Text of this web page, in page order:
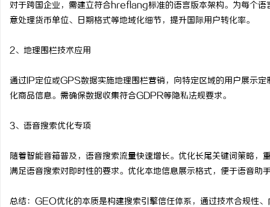
对于跨国企业，需建立符合hreflang标准的语言版本架构。为每个
意处理货币单位、日期格式等地域化细节，提升国际用户转化率。
2、地理围栏技术应用
通过IP定位或GPS数据实施地理围栏营销，向特定区域的用户展示
化商品信息。需确保数据收集符合GDPR等隐私法规要求。
3、语音搜索优化专项
随着智能音箱普及，语音搜索流量快速增长。优化长尾关键词策略
满足语音搜索对即时性的要求。优化本地信息展示格式，便于语音助
总结：GEO优化的本质是构建搜索引擎信任体系，通过技术合规性